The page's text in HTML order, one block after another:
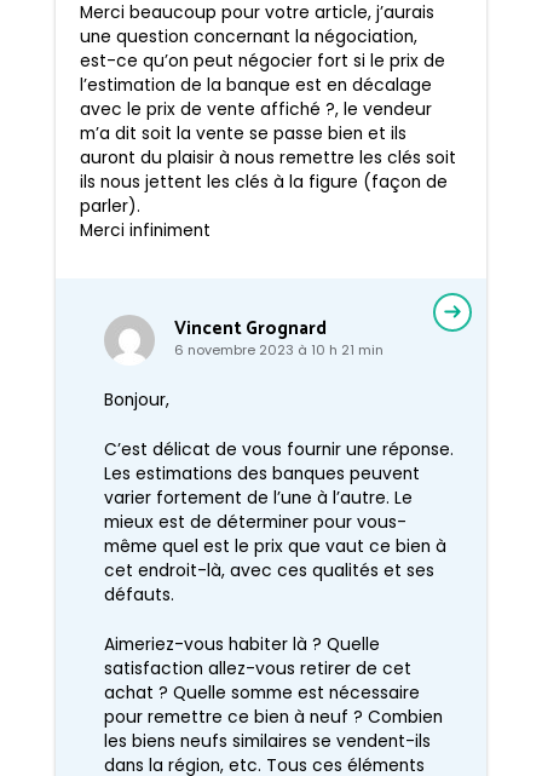
Merci beaucoup pour votre article, j’aurais
une question concernant la négociation,
est-ce qu’on peut négocier fort si le prix de
l’estimation de la banque est en décalage
avec le prix de vente affiché ?, le vendeur
m’a dit soit la vente se passe bien et ils
auront du plaisir à nous remettre les clés soit
ils nous jettent les clés à la figure (façon de
parler).
Merci infiniment
Vincent Grognard
6 novembre 2023 à 10 h 21 min
Bonjour,
C’est délicat de vous fournir une réponse.
Les estimations des banques peuvent
varier fortement de l’une à l’autre. Le
mieux est de déterminer pour vous-
même quel est le prix que vaut ce bien à
cet endroit-là, avec ces qualités et ses
défauts.
Aimeriez-vous habiter là ? Quelle
satisfaction allez-vous retirer de cet
achat ? Quelle somme est nécessaire
pour remettre ce bien à neuf ? Combien
les biens neufs similaires se vendent-ils
dans la région, etc. Tous ces éléments